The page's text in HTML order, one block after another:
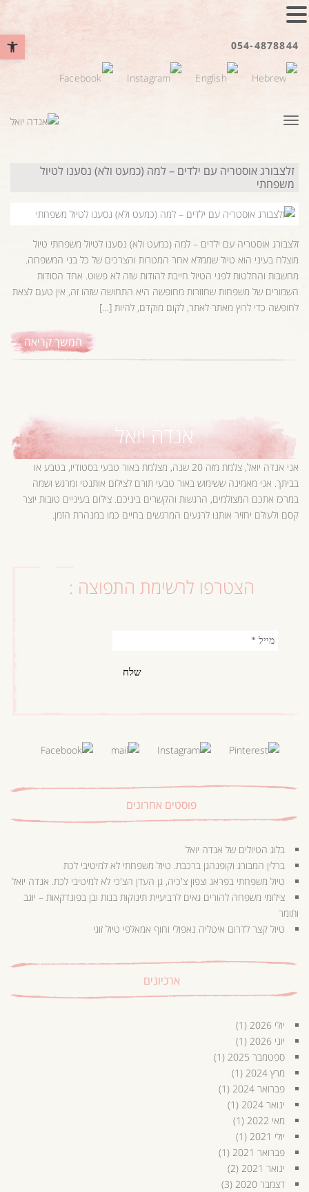
פתח סרגל 054-4878844
תפריט
זלצבורג אוסטריה עם ילדים – למה (כמעט ולא) נסענו לטיול
משפחתי
זלצבורג אוסטריה עם ילדים – למה (כמעט ולא) נסענו לטיול משפחתי טיול
מוצלח בעיני הוא טיול שממלא אחר המטרות והצרכים של כל בני המשפחה.
מחשבות והחלטות לפני הטיול חייבת להודות שזה לא פשוט. אחד הסודות
השמורים של משפחות שחוזרות מחופשה היא התחושה שזהו זה, אין טעם לצאת
לחופשה כדי לרוץ מאתר לאתר, לקום מוקדם, להיות […]
המשך קריאה
אנדה יואל
אני אנדה יואל, צלמת מזה 20 שנה, מצלמת באור טבעי בסטודיו, בטבע או
בביתך. אני מאמינה ששימוש באור טבעי תורם לצילום אותנטי ומרגש ושמה
במרכז אתכם המצולמים, הרגשות והקשרים ביניכם. צילום בעיניים טובות יוצר
קסם ולעולם יחזיר אותנו לרגעים המרגשים בחיים כמו במנהרת הזמן.
הצטרפו לרשימת התפוצה :
פוסטים אחרונים
בלוג הטיולים של אנדה יואל
ברלין המבורג וקופנהגן ברכבת. טיול משפחתי לא למיטיבי לכת
טיול משפחתי בפראג וצפון צ'כיה, גן העדן הצ'כי לא למיטיבי לכת. אנדה יואל
צילומי משפחה להורים גאים לרביעיית תינוקות בנות ובן בפונדקאות – יוגב
ותומר
טיול קצר לדרום איטליה נאפולי וחוף אמאלפי טיול זוגי
ארכיונים
יולי 2026
(1)
יוני 2026
(1)
ספטמבר 2025
(1)
מרץ 2024
(1)
פברואר 2024
(1)
ינואר 2024
(1)
מאי 2022
(1)
יולי 2021
(1)
פברואר 2021
(1)
ינואר 2021
(2)
דצמבר 2020
(3)